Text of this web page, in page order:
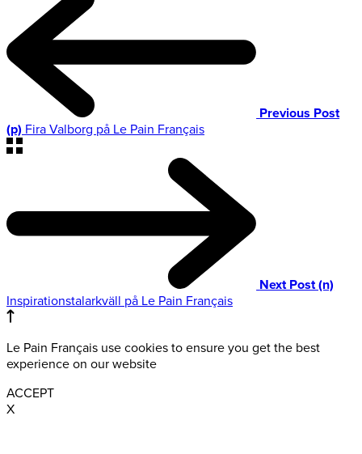
Previous Post
(p) Fira Valborg på Le Pain Français
Next Post (n)
Inspirationstalarkväll på Le Pain Français
Le Pain Français use cookies to ensure you get the best
experience on our website
ACCEPT
X